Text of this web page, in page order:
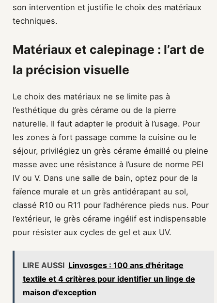
son intervention et justifie le choix des matériaux
techniques.
Matériaux et calepinage : l’art de
la précision visuelle
Le choix des matériaux ne se limite pas à
l’esthétique du grès cérame ou de la pierre
naturelle. Il faut adapter le produit à l’usage. Pour
les zones à fort passage comme la cuisine ou le
séjour, privilégiez un grès cérame émaillé ou pleine
masse avec une résistance à l’usure de norme PEI
IV ou V. Dans une salle de bain, optez pour de la
faïence murale et un grès antidérapant au sol,
classé R10 ou R11 pour l’adhérence pieds nus. Pour
l’extérieur, le grès cérame ingélif est indispensable
pour résister aux cycles de gel et aux UV.
LIRE AUSSI Linvosges : 100 ans d'héritage
textile et 4 critères pour identifier un linge de
maison d'exception